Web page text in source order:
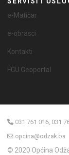
e-Matičar
e-obrasci
Kontakti
FGU Geoportal
031 761 016, 031
opcina@odzak.ba
© 2020 Općina